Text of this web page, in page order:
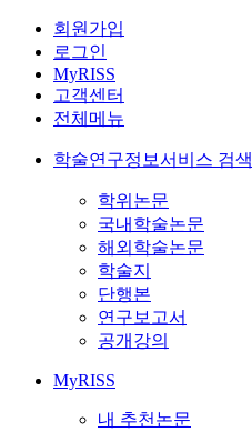
회원가입
로그인
MyRISS
고객센터
전체메뉴
학술연구정보서비스 검색
학위논문
국내학술논문
해외학술논문
학술지
단행본
연구보고서
공개강의
MyRISS
내 추천논문